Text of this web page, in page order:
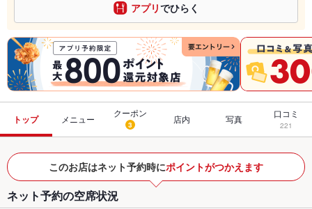
アプリでひらく
トップ メニュー
クーポン
3 店内 写真 口コミ
221
このお店はネット予約時にポイントがつかえます
ネット予約の空席状況